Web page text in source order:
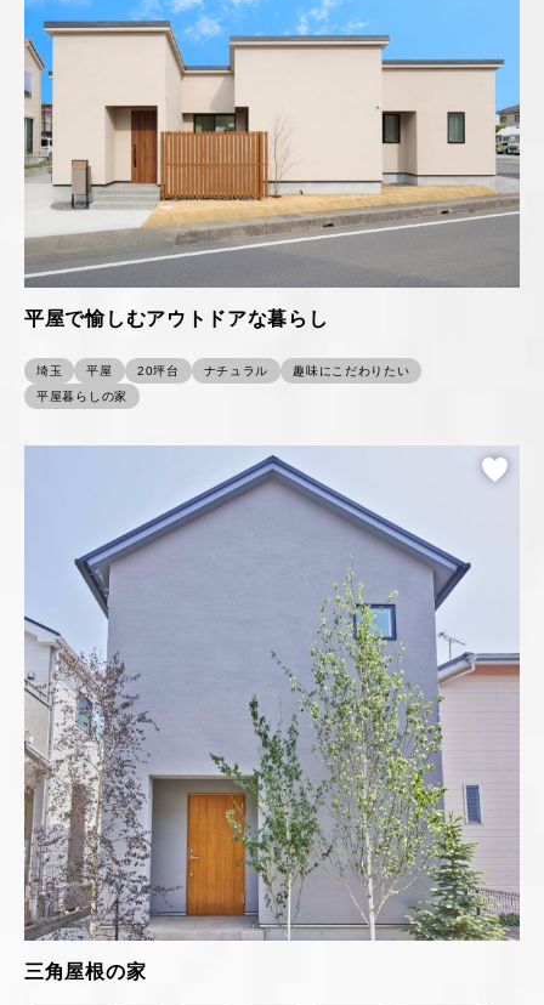
平屋で愉しむアウトドアな暮らし
埼玉 平屋 20坪台 ナチュラル
趣味にこだわりたい
平屋暮らしの家
三角屋根の家